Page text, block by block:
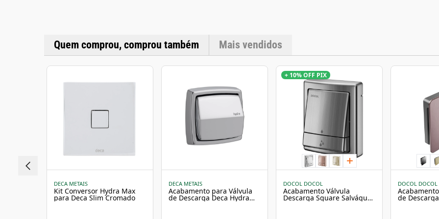
Quem comprou, comprou também Mais vendidos
DECA METAIS
Kit Conversor Hydra Max
para Deca Slim Cromado
DECA METAIS
Acabamento para Válvula
de Descarga Deca Hydra
Clean Cromado
DOCOL DOCOL
Acabamento Válvula
Descarga Square Salvágua
Grafite Escovado Docol
+ 10% OFF PIX
DOCOL DOCOL
de
Cobre